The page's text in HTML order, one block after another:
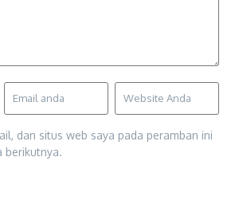
dan situs web saya pada peramban ini
berikutnya.